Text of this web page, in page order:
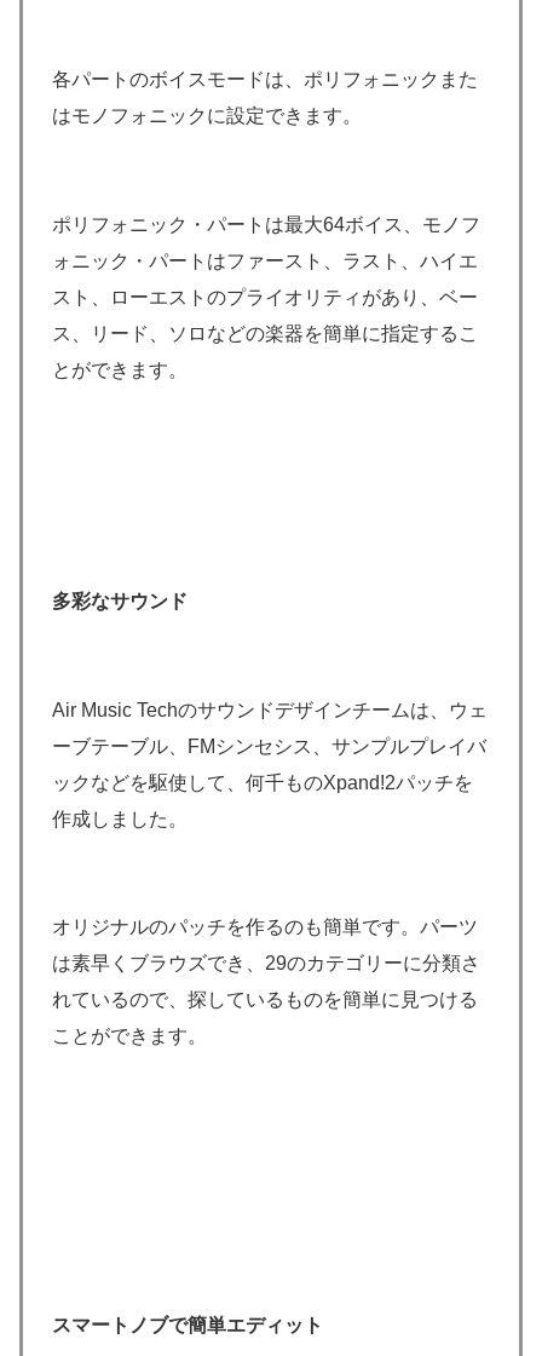
各パートのボイスモードは、ポリフォニックまた
はモノフォニックに設定できます。
ポリフォニック・パートは最大64ボイス、モノフ
ォニック・パートはファースト、ラスト、ハイエ
スト、ローエストのプライオリティがあり、ベー
ス、リード、ソロなどの楽器を簡単に指定するこ
とができます。
多彩なサウンド
Air Music Techのサウンドデザインチームは、ウェ
ーブテーブル、FMシンセシス、サンプルプレイバ
ックなどを駆使して、何千ものXpand!2パッチを
作成しました。
オリジナルのパッチを作るのも簡単です。パーツ
は素早くブラウズでき、29のカテゴリーに分類さ
れているので、探しているものを簡単に見つける
ことができます。
スマートノブで簡単エディット